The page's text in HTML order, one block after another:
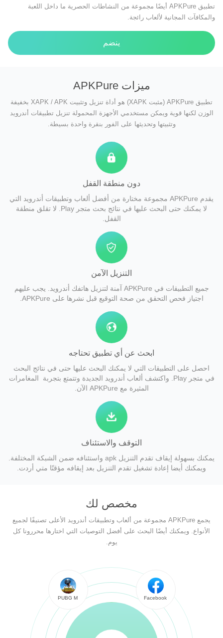
تطبيق APKPure أيضًا مجموعة من النشاطات الحصرية ما داخل اللعبة
والمكافآت المجانية لألعاب رائجة.
ينضم
ميزات APKPure
تطبيق APKPure (مثبت XAPK) هو أداة تنزيل وتثبيت XAPK / APK بخفيفة
الوزن لكنها قوية ويمكن مستخدمي الأجهزة المحمولة تنزيل تطبيقات أندرويد
وتثبيتها وتحديثها على الفور بنقرة واحدة بسيطة.
دون منطقة القفل
يقدم APKPure مجموعة مختارة من أفضل ألعاب وتطبيقات أندرويد التي
لا يمكنك حتى البحث عليها في نتائج بحث متجر Play. لا تقلق منطقة
القفل.
التنزيل الآمن
جميع التطبيقات في APKPure آمنة لتنزيل هاتفك أندرويد. يجب عليهم
اجتياز فحص التحقق من صحة التوقيع قبل نشرها على APKPure.
ابحث عن أي تطبيق تحتاجه
احصل على التطبيقات التي لا يمكنك البحث عليها حتى في نتائج البحث
في متجر Play. واكتشف ألعاب أندرويد الجديدة وتتمتع بتجربة المغامرات
المثيرة مع APKPure الآن.
التوقف والاستئناف
يمكنك بسهولة إيقاف تقدم التنزيل apk واستئنافه ضمن الشبكة المختلفة.
ويمكنك أيضا إعادة تشغيل تقدم التنزيل بعد إيقافه مؤقتًا متي أردت.
مخصص لك
يجمع APKPure مجموعة من ألعاب وتطبيقات أندرويد الأعلى تصنيفًا لجميع
الأنواع. ويمكنك أيضًا البحث على أفضل التوصيات التي اختارها محررونا كل
يوم.
Facebook
PUBG M